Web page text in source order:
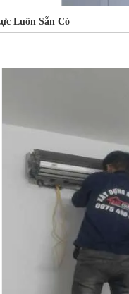
Luôn Sẵn Có